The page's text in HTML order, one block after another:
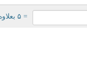
= ۵ بعلاوه ۳